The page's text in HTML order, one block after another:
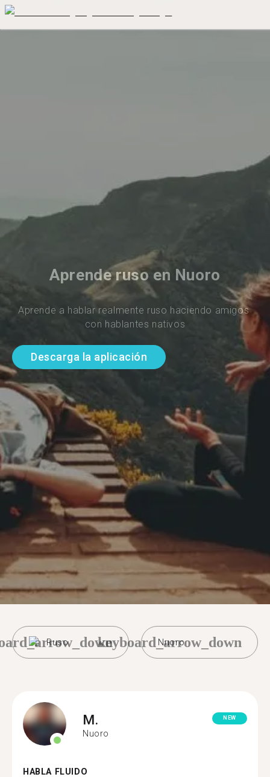
Aprende ruso en Nuoro
Aprende a hablar realmente ruso haciendo amigos
con hablantes nativos
Descarga la aplicación
Ruso Nuoro
keyboard_arrow_down
M.
Nuoro
NEW
HABLA FLUIDO